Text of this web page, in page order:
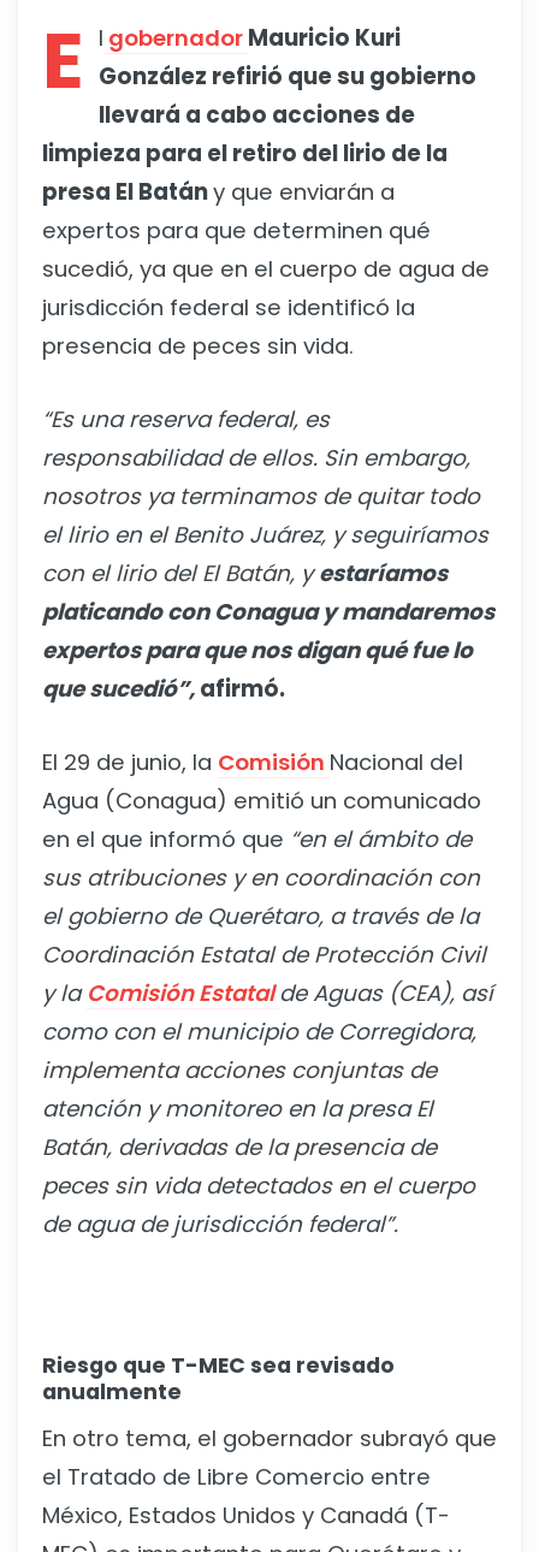
E l gobernador Mauricio Kuri
González refirió que su gobierno
llevará a cabo acciones de
limpieza para el retiro del lirio de la
presa El Batány que enviarán a
expertos para que determinen qué
sucedió, ya que en el cuerpo de agua de
jurisdicción federal se identificó la
presencia de peces sin vida.
“Es una reserva federal, es
responsabilidad de ellos. Sin embargo,
nosotros ya terminamos de quitar todo
el lirio en el Benito Juárez, y seguiríamos
con el lirio del El Batán, yestaríamos
platicando con Conagua y mandaremos
expertos para que nos digan qué fue lo
que sucedió”, afirmó.
El 29 de junio, la Comisión Nacional del
Agua (Conagua) emitió un comunicado
en el que informó que “en el ámbito de
sus atribuciones y en coordinación con
el gobierno de Querétaro, a través de la
Coordinación Estatal de Protección Civil
y la Comisión Estatalde Aguas (CEA), así
como con el municipio de Corregidora,
implementa acciones conjuntas de
atención y monitoreo en la presa El
Batán, derivadas de la presencia de
peces sin vida detectados en el cuerpo
de agua de jurisdicción federal”.
Riesgo que T-MEC sea revisado
anualmente
En otro tema, el gobernador subrayó que
el Tratado de Libre Comercio entre
México, Estados Unidos y Canadá (T-